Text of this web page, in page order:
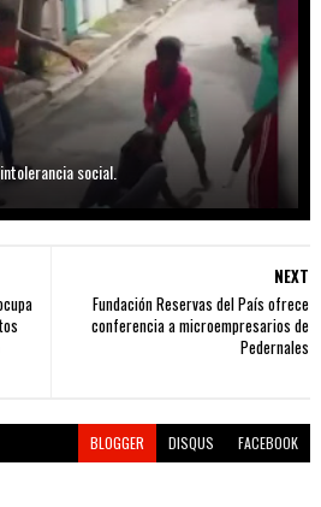
social.
NEXT
Fundación Reservas del País ofrece
conferencia a microempresarios de
Pedernales
BLOGGER DISQUS FACEBOOK